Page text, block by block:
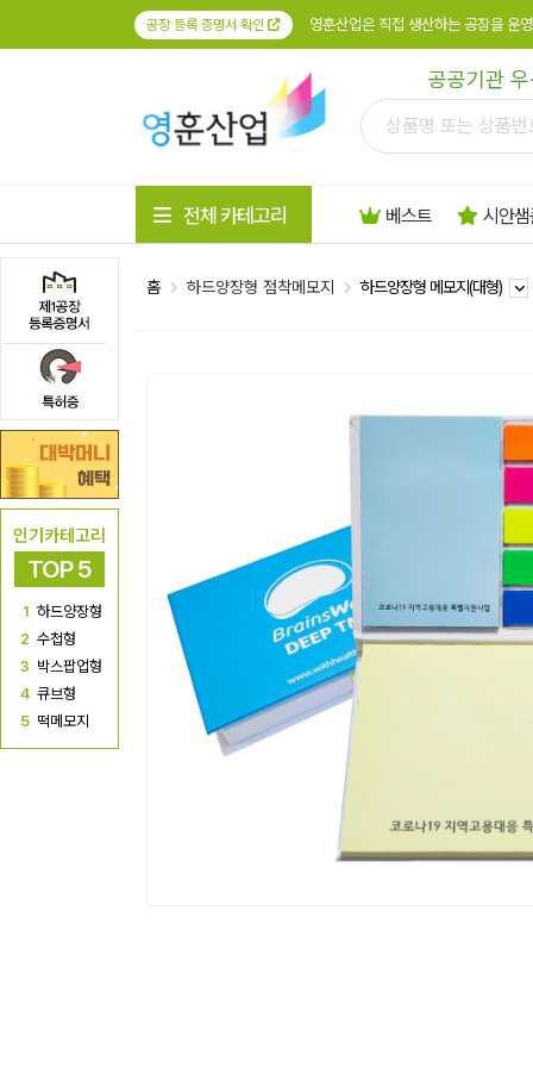
공장 등록 증명서 확인 영훈산업은 직접 생산하는 공장을 운
공공기관
인기카테고리
TOP 5
1 하드양장형
2 수첩형
3 박스팝업형
4 큐브형
5 떡메모지
전체 카테고리 베스트 시안
홈 하드양장형 점착메모지 하드양장형 메모지(대형)